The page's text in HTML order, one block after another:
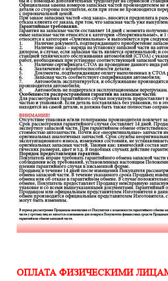
ОПЛАТА ФИЗИЧЕСКИМИ